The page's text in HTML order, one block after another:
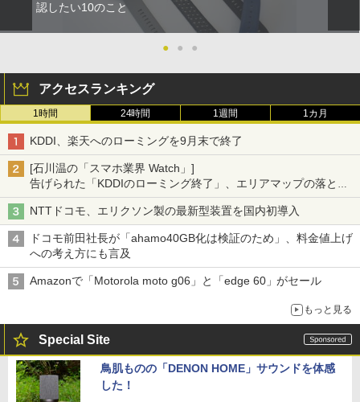
認したい10のこと
● ● ●
アクセスランキング
1時間 24時間 1週間 1カ月
KDDI、楽天へのローミングを9月末で終了
[石川温の「スマホ業界 Watch」]
告げられた「KDDIのローミング終了」、エリアマップの落とし
穴と楽天モバイルの課題
NTTドコモ、エリクソン製の最新型装置を国内初導入
ドコモ前田社長が「ahamo40GB化は検証のため」、料金値上げ
への考え方にも言及
Amazonで「Motorola moto g06」と「edge 60」がセール
もっと見る
Special Site
鳥肌ものの「DENON HOME」サウンドを体感
した！